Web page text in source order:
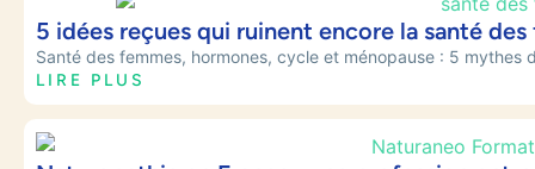
5 idées reçues qui ruinent encore la santé
Santé des femmes, hormones, cycle et ménopause : 5
LIRE PLUS